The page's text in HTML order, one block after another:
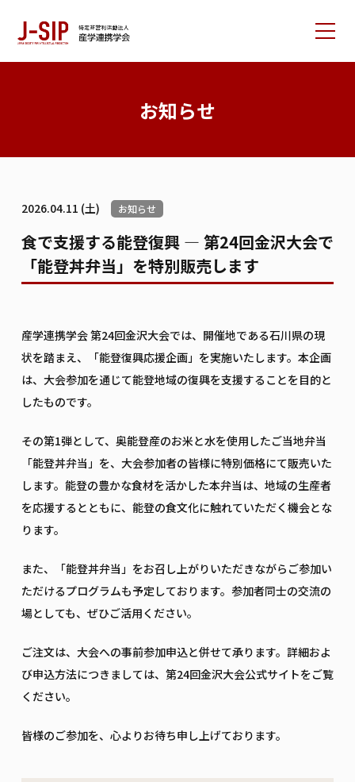
リンク集 学会書籍紹介 ご寄付のお願い
お知らせ
2026.04.11 (土) お知らせ
食で支援する能登復興 ― 第24回金沢大会で
「能登丼弁当」を特別販売します
産学連携学会 第24回金沢大会では、開催地である石川県の現
状を踏まえ、「能登復興応援企画」を実施いたします。本企画
は、大会参加を通じて能登地域の復興を支援することを目的と
したものです。
その第1弾として、奥能登産のお米と水を使用したご当地弁当
「能登丼弁当」を、大会参加者の皆様に特別価格にて販売いた
します。能登の豊かな食材を活かした本弁当は、地域の生産者
を応援するとともに、能登の食文化に触れていただく機会とな
ります。
また、「能登丼弁当」をお召し上がりいただきながらご参加い
ただけるプログラムも予定しております。参加者同士の交流の
場としても、ぜひご活用ください。
ご注文は、大会への事前参加申込と併せて承ります。詳細およ
び申込方法につきましては、第24回金沢大会公式サイトをご覧
ください。
皆様のご参加を、心よりお待ち申し上げております。